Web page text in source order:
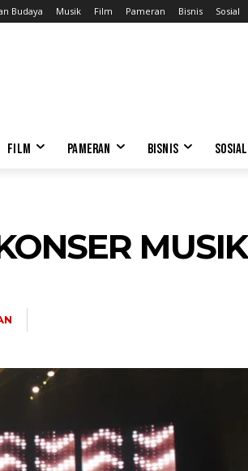
Budaya Musik Film Pameran Bisnis Sosial
FILM PAMERAN BISNIS SOSIAL
MUSIK